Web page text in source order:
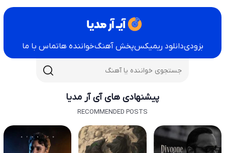
بزودیدانلود ریمیکسپخش آهنگخواننده هاتماس با ما
پیشنهادی های آی آر مدیا
RECOMMENDED POSTS